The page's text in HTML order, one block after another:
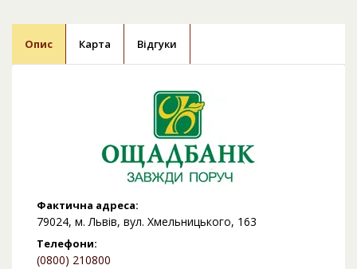
Опис Карта Відгуки
Фактична адреса:
79024, м. Львів, вул. Хмельницького, 163
Телефони:
(0800) 210800